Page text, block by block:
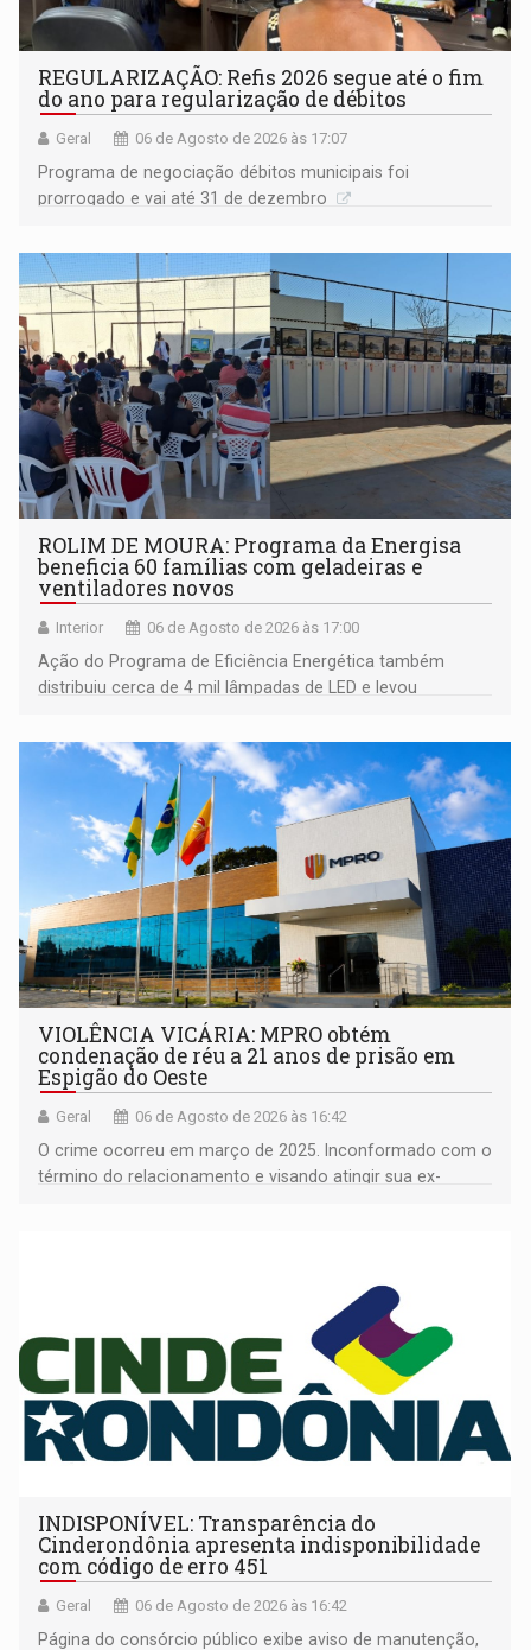
REGULARIZAÇÃO: Refis 2026 segue até o fim
do ano para regularização de débitos
Geral 06 de Agosto de 2026 às 17:07
Programa de negociação débitos municipais foi
prorrogado e vai até 31 de dezembro
ROLIM DE MOURA: Programa da Energisa
beneficia 60 famílias com geladeiras e
ventiladores novos
Interior 06 de Agosto de 2026 às 17:00
Ação do Programa de Eficiência Energética também
distribuiu cerca de 4 mil lâmpadas de LED e levou
comunidade
VIOLÊNCIA VICÁRIA: MPRO obtém
condenação de réu a 21 anos de prisão em
Espigão do Oeste
Geral 06 de Agosto de 2026 às 16:42
O crime ocorreu em março de 2025. Inconformado com o
término do relacionamento e visando atingir sua ex-
INDISPONÍVEL: Transparência do
Cinderondônia apresenta indisponibilidade
com código de erro 451
Geral 06 de Agosto de 2026 às 16:42
Página do consórcio público exibe aviso de manutenção,